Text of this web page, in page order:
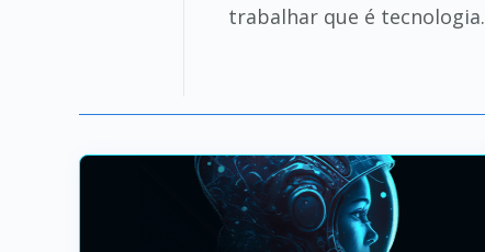
trabalhar que é tecnologia.